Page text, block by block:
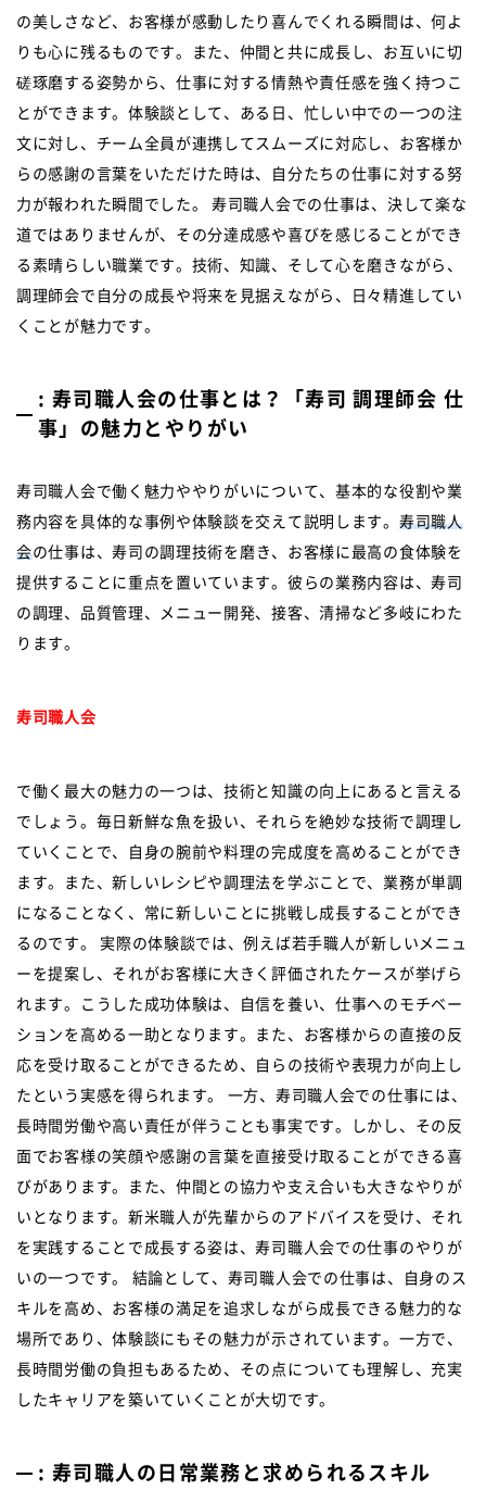
の美しさなど、お客様が感動したり喜んでくれる瞬間は、何よ
りも心に残るものです。また、仲間と共に成長し、お互いに切
磋琢磨する姿勢から、仕事に対する情熱や責任感を強く持つこ
とができます。体験談として、ある日、忙しい中での一つの注
文に対し、チーム全員が連携してスムーズに対応し、お客様か
らの感謝の言葉をいただけた時は、自分たちの仕事に対する努
力が報われた瞬間でした。 寿司職人会での仕事は、決して楽な
道ではありませんが、その分達成感や喜びを感じることができ
る素晴らしい職業です。技術、知識、そして心を磨きながら、
調理師会で自分の成長や将来を見据えながら、日々精進してい
くことが魅力です。
: 寿司職人会の仕事とは？「寿司 調理師会 仕
事」の魅力とやりがい
寿司職人会で働く魅力ややりがいについて、基本的な役割や業
務内容を具体的な事例や体験談を交えて説明します。 寿司職人
会の仕事は、寿司の調理技術を磨き、お客様に最高の食体験を
提供することに重点を置いています。彼らの業務内容は、寿司
の調理、品質管理、メニュー開発、接客、清掃など多岐にわた
ります。
寿司職人会
で働く最大の魅力の一つは、技術と知識の向上にあると言える
でしょう。毎日新鮮な魚を扱い、それらを絶妙な技術で調理し
ていくことで、自身の腕前や料理の完成度を高めることができ
ます。また、新しいレシピや調理法を学ぶことで、業務が単調
になることなく、常に新しいことに挑戦し成長することができ
るのです。 実際の体験談では、例えば若手職人が新しいメニュ
ーを提案し、それがお客様に大きく評価されたケースが挙げら
れます。こうした成功体験は、自信を養い、仕事へのモチベー
ションを高める一助となります。また、お客様からの直接の反
応を受け取ることができるため、自らの技術や表現力が向上し
たという実感を得られます。 一方、寿司職人会での仕事には、
長時間労働や高い責任が伴うことも事実です。しかし、その反
面でお客様の笑顔や感謝の言葉を直接受け取ることができる喜
びがあります。また、仲間との協力や支え合いも大きなやりが
いとなります。新米職人が先輩からのアドバイスを受け、それ
を実践することで成長する姿は、寿司職人会での仕事のやりが
いの一つです。 結論として、寿司職人会での仕事は、自身のス
キルを高め、お客様の満足を追求しながら成長できる魅力的な
場所であり、体験談にもその魅力が示されています。一方で、
長時間労働の負担もあるため、その点についても理解し、充実
したキャリアを築いていくことが大切です。
: 寿司職人の日常業務と求められるスキル